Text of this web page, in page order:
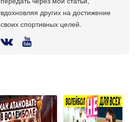
вдохновляя других на достижение
своих спортивных целей.